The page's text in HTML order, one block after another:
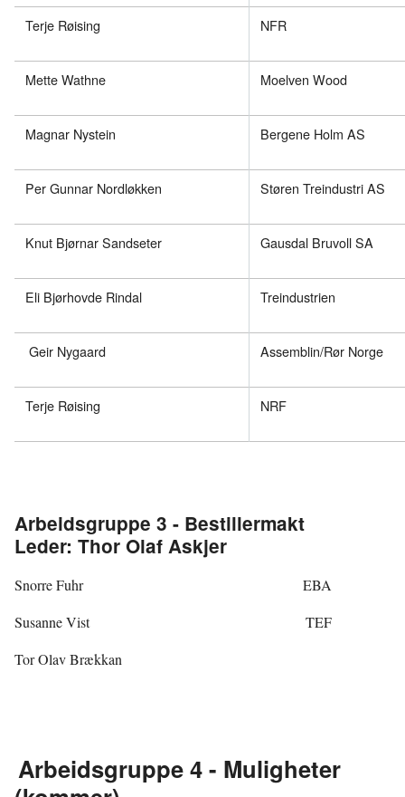
Terje Røising NFR
Mette Wathne Moelven Wood
Magnar Nystein Bergene Holm AS
Per Gunnar Nordløkken Støren Treindustri AS
Knut Bjørnar Sandseter Gausdal Bruvoll SA
Eli Bjørhovde Rindal Treindustrien
Geir Nygaard Assemblin/Rør Norge
Terje Røising NRF
Arbeidsgruppe 3 - Bestillermakt
Leder: Thor Olaf Askjer
Snorre Fuhr EBA
Susanne Vist TEF
Tor Olav Brækkan
Arbeidsgruppe 4 - Muligheter